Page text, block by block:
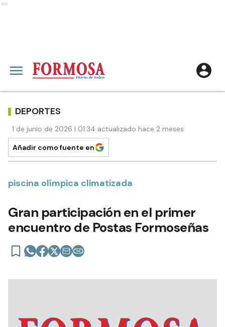
Ads
DEPORTES
1 de junio de 2026 | 01:34 actualizado hace 2 meses
Añadir como fuente en
piscina olímpica climatizada
Gran participación en el primer
encuentro de Postas Formoseñas